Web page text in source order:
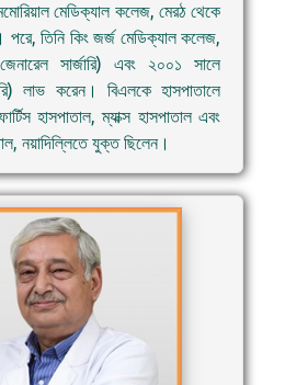
মেডিক্যাল কলেজ, মেরঠ থেকে
তিনি কিং জর্জ মেডিক্যাল কলেজ,
সার্জারি) এবং ২০০১ সালে
লাভ করেন। বিএলকে হাসপাতালে
হাসপাতাল, ম্যাক্স হাসপাতাল এবং
নয়াদিল্লিতে যুক্ত ছিলেন।